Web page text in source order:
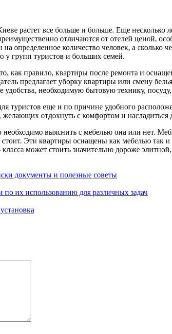
растет все больше и больше. Еще несколько
отличаются от отелей ценой,
определенное количество человек, а
у групп туристов и больших семей.
как правило, квартиры после ремонта и
предлагает уборку квартиры или смену
необходимую бытовую технику,
туристов еще и по причине удобного
отдохнуть с комфортом и насладиться
необходимо выяснить с мебелью она или нет.
Эти квартиры оснащены как мебелью так
может стоить значительно дороже
документы и полезные советы
их использованию для различных задач